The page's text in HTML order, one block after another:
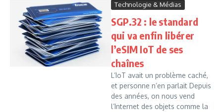
Technologie & Médias
SGP.32 : le standard
qui va enfin libérer
l’eSIM IoT de ses
chaînes
L’IoT avait un problème caché,
et personne n’en parlait Depuis
des années, on nous vend
l’Internet des objets comme la